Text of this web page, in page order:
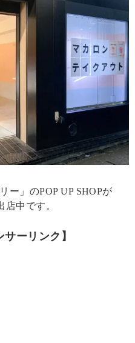
ー」のPOP UP SHOPが
店中です。
サーリンク】